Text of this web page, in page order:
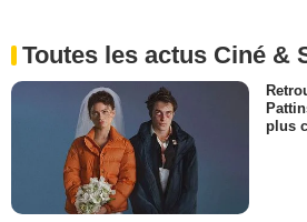
Toutes les actus Ciné &
plus